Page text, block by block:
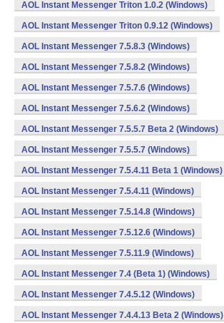
AOL Instant Messenger Triton 1.0.2 (Windows)
AOL Instant Messenger Triton 0.9.12 (Windows)
AOL Instant Messenger 7.5.8.3 (Windows)
AOL Instant Messenger 7.5.8.2 (Windows)
AOL Instant Messenger 7.5.7.6 (Windows)
AOL Instant Messenger 7.5.6.2 (Windows)
AOL Instant Messenger 7.5.5.7 Beta 2 (Windows)
AOL Instant Messenger 7.5.5.7 (Windows)
AOL Instant Messenger 7.5.4.11 Beta 1 (Windows)
AOL Instant Messenger 7.5.4.11 (Windows)
AOL Instant Messenger 7.5.14.8 (Windows)
AOL Instant Messenger 7.5.12.6 (Windows)
AOL Instant Messenger 7.5.11.9 (Windows)
AOL Instant Messenger 7.4 (Beta 1) (Windows)
AOL Instant Messenger 7.4.5.12 (Windows)
AOL Instant Messenger 7.4.4.13 Beta 2 (Windows)